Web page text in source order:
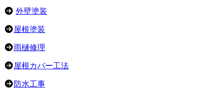
外壁塗装
屋根塗装
雨樋修理
屋根カバー工法
防水工事